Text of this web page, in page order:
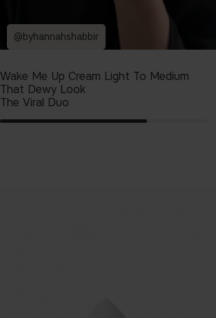
@byhannahshabbir
Wake Me Up Cream Light To Medium
That Dewy Look
The Viral Duo